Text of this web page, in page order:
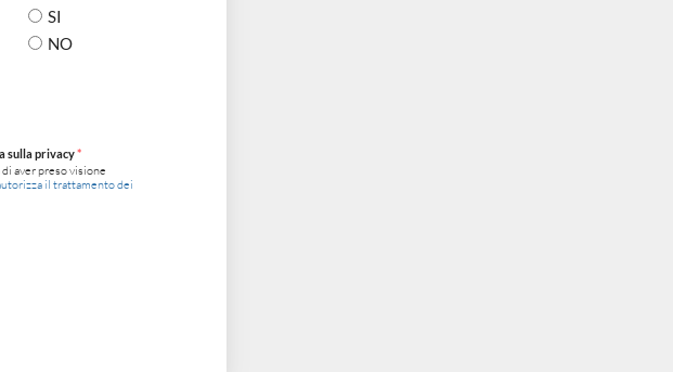
SI
NO
sulla privacy*
aver preso visione
il trattamento dei